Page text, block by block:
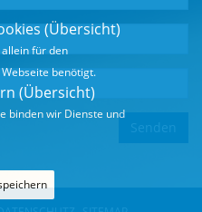
(Übersicht)
für den
benötigt.
(Übersicht)
binden wir Dienste und